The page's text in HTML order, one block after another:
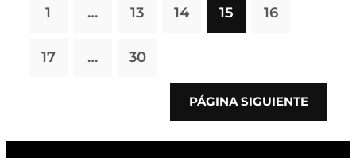
1 … 13 14 15 16
17 … 30
PÁGINA SIGUIENTE